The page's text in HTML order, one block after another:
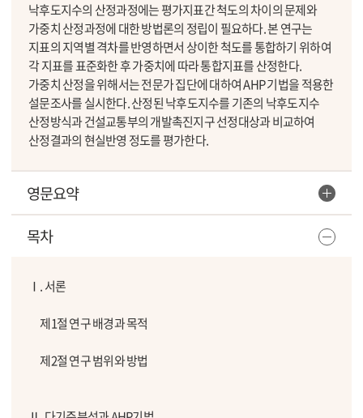
낙후도지수의 산정과정에는 평가지표간 척도의 차이의 문제와
가중치 산정과정에 대한 방법론의 정립이 필요하다. 본 연구는
지표의 지역별 격차를 반영하면서 상이한 척도를 통합하기 위하여
각 지표를 표준화한 후 가중치에 따라 통합지표를 산정한다.
가중치 산정을 위해서는 전문가 집단에 대하여 AHP 기법을 적용한
설문조사를 실시한다. 산정된 낙후도지수를 기존의 낙후도지수
산정방식과 건설교통부의 개발촉진지구 선정대상과 비교하여
산정결과의 현실반영 정도를 평가한다.
영문요약
목차
Ⅰ. 서론
제1절 연구 배경과 목적
제2절 연구 범위와 방법